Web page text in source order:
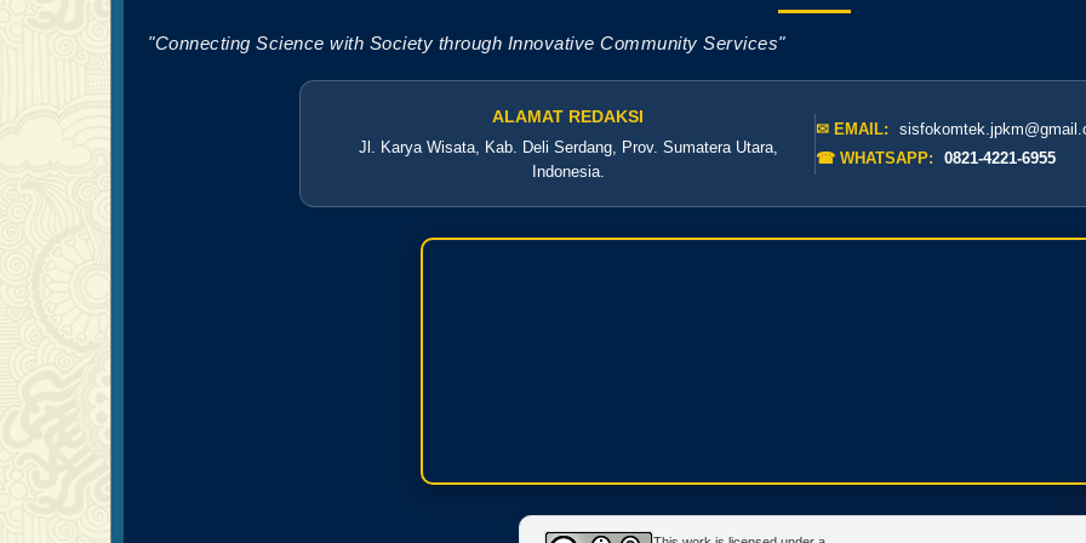
"Connecting Science with Society through Innovative Community Services"
ALAMAT REDAKSI
Jl. Karya Wisata, Kab. Deli Serdang, Prov. Sumatera Utara,
Indonesia.
✉ EMAIL:
☎ WHATSAPP:
0821-4221-6955